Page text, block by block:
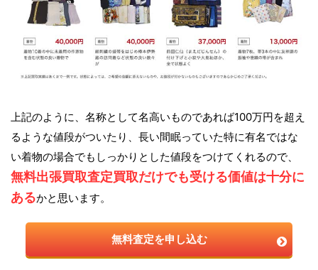
上記のように、名称として名高いものであれば100万円を超え
るような値段がついたり、長い間眠っていた特に有名ではな
い着物の場合でもしっかりとした値段をつけてくれるので、
無料出張買取査定買取だけでも受ける価値は十分に
あるかと思います。
無料査定を申し込む